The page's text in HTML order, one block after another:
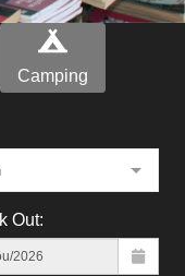
Camping
Out: